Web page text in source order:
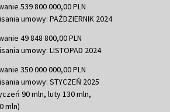
539 800 000,00 PLN
umowy: PAŹDZIERNIK 2024
49 848 800,00 PLN
umowy: LISTOPAD 2024
350 000 000,00 PLN
umowy: STYCZEŃ 2025
90 mln, luty 130 mln,
mln)